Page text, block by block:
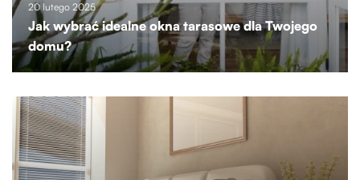
20 lutego 2025
Jak wybrać idealne okna tarasowe dla Twojego
domu?